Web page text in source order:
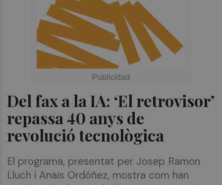
Del fax a la IA: ‘El retrovisor’
repassa 40 anys de
revolució tecnològica
El programa, presentat per Josep Ramon
Lluch i Anaïs Ordóñez, mostra com han